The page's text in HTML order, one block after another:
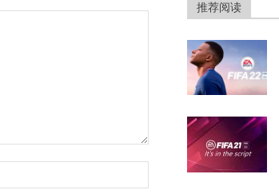
推荐阅读